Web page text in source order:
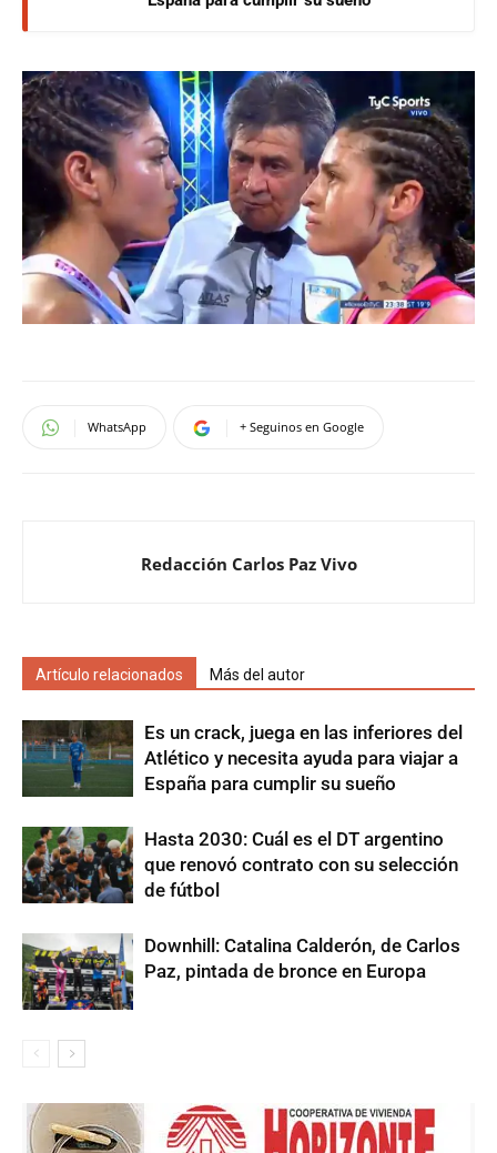
WhatsApp + Seguinos en Google
Redacción Carlos Paz Vivo
Artículo relacionados Más del autor
Es un crack, juega en las inferiores del
Atlético y necesita ayuda para viajar a
España para cumplir su sueño
Hasta 2030: Cuál es el DT argentino
que renovó contrato con su selección
de fútbol
Downhill: Catalina Calderón, de Carlos
Paz, pintada de bronce en Europa